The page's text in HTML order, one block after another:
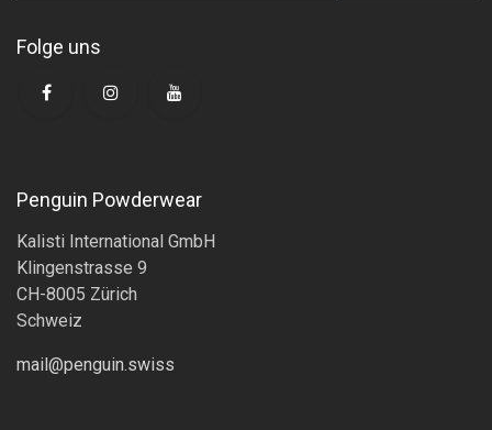
Folge uns
Penguin Powderwear
Kalisti International GmbH
Klingenstrasse 9
CH-8005 Zürich
Schweiz
mail@penguin.swiss